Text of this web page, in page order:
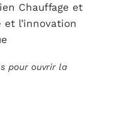
Chauffage et
l’innovation
pour ouvrir la